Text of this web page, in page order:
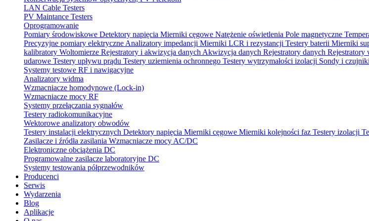
LAN Cable Testers
PV Maintance Testers
Oprogramowanie
Pomiary środowiskowe Detektory napięcia Mierniki cęgowe Natężenie oświetlenia Pole magnetyczne
Precyzyjne pomiary elektryczne Analizatory impedancji Mierniki LCR i rezystancji Testery baterii Mierniki
kalibratory Woltomierze Rejestratory i akwizycja danych Akwizycja danych Rejestratory danych Rejestratory
udarowe Testery upływu prądu Testery uziemienia ochronnego Testery wytrzymałości izolacji Sondy i czujniki
Systemy testowe RF i nawigacyjne
Analizatory widma
Wzmacniacze homodynowe (Lock‑in)
Wzmacniacze mocy RF
Systemy przełączania sygnałów
Testery radiokomunikacyjne
Wektorowe analizatory obwodów
Testery instalacji elektrycznych Detektory napięcia Mierniki cęgowe Mierniki kolejności faz Testery izolacji
Zasilacze i źródła zasilania Wzmacniacze mocy AC/DC
Elektroniczne obciążenia DC
Programowalne zasilacze laboratoryjne DC
Systemy testowania półprzewodników
Producenci
Serwis
Wydarzenia
Blog
Aplikacje